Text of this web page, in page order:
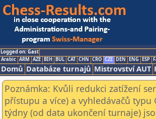
Logged on: Gast
Arabic ARM AZE BIH BUL CAT CHN CRO CZE DEN ENG ESP
Domů Databáze turnajů Mistrovství AUT
Poznámka: Kvůli redukci zatížení
přístupu a více) a vyhledávačů typu
týdny (od data ukončení turnaje)